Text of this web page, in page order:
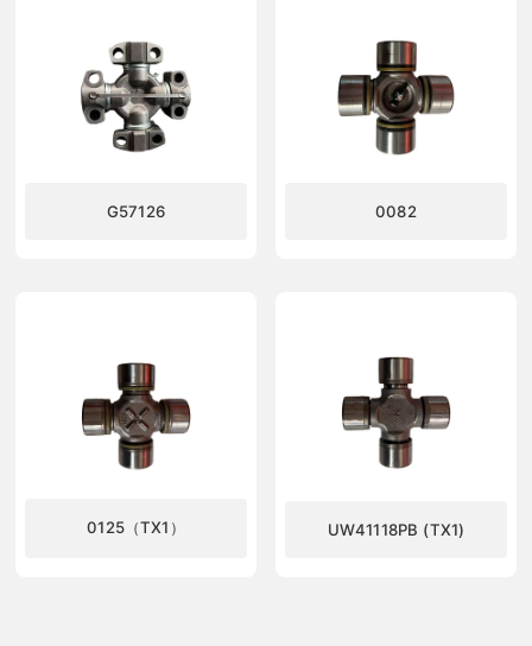
G57126 0082
0125（TX1） UW41118PB (TX1)